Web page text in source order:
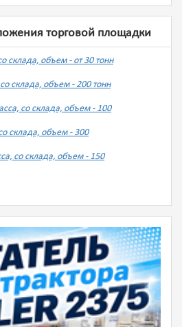
торговой площадки
склада, объем - от 30 тонн
склада, объем - 200 тонн
со склада, объем - 100
склада, объем - 300
со склада, объем - 150